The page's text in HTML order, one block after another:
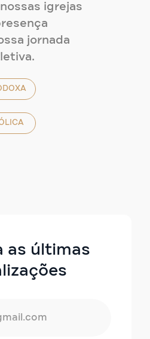
igrejas
jornada
as últimas